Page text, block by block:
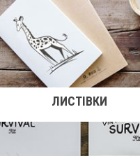
ЛИСТІВКИ